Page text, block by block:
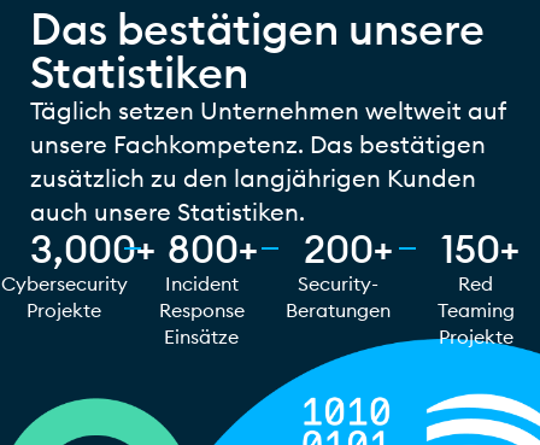
Das bestätigen unsere
Statistiken
Täglich setzen Unternehmen weltweit auf
unsere Fachkompetenz. Das bestätigen
zusätzlich zu den langjährigen Kunden
auch unsere Statistiken.
Cybersecurity
Projekte
3,000+
Incident
Response
Einsätze
800+
Security-
Beratungen
200+
Red
Teaming
Projekte
150+